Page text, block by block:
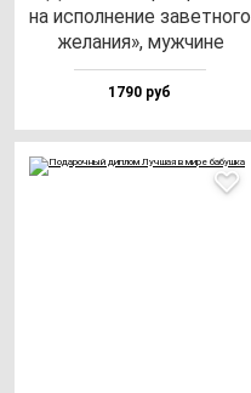
на ис­пол­не­ние за­вет­но­го
же­ла­ния», муж­чи­не
1790 руб